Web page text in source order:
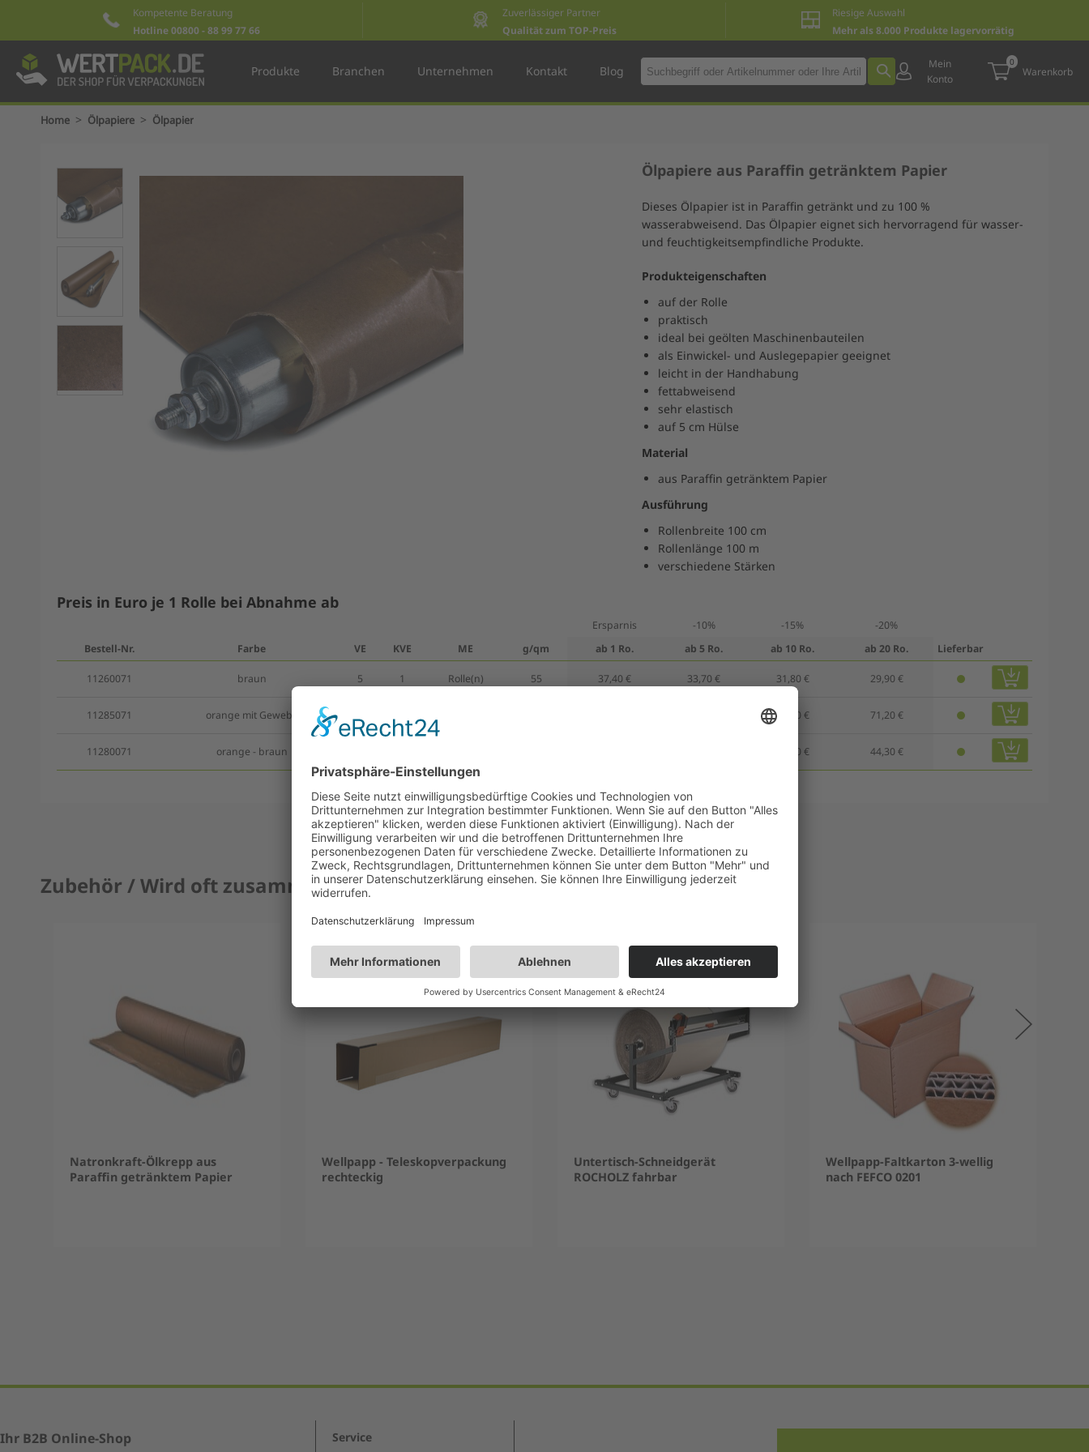
Kompetente Beratung
Hotline 00800 - 88 99 77 66
Zuverlässiger Partner
Qualität zum TOP-Preis
Riesige Auswahl
Mehr als 8.000 Produkte lagervorrätig
Produkte Branchen Unternehmen Kontakt Blog
Mein
Konto
0
Warenkorb
Home > Ölpapiere > Ölpapier
Ölpapiere aus Paraffin getränktem Papier
Dieses Ölpapier ist in Paraffin getränkt und zu 100 %
wasserabweisend. Das Ölpapier eignet sich hervorragend für wasser-
und feuchtigkeitsempfindliche Produkte.
Produkteigenschaften
auf der Rolle
praktisch
ideal bei geölten Maschinenbauteilen
als Einwickel- und Auslegepapier geeignet
leicht in der Handhabung
fettabweisend
sehr elastisch
auf 5 cm Hülse
Material
aus Paraffin getränktem Papier
Ausführung
Rollenbreite 100 cm
Rollenlänge 100 m
verschiedene Stärken
Preis in Euro je 1 Rolle bei Abnahme ab
Ersparnis -10% -15%
-20%
Bestell-Nr.
Farbe VE KVE ME g/qm ab 1 Ro. ab 5 Ro. ab 10 Ro. ab 20 Ro. Lieferbar
11260071 braun 5 1 Rolle(n) 55 37,40 € 33,70 € 31,80 € 29,90 €
11285071 orange mit Gewebe 75,70 € 71,20 €
11280071 orange - braun 47,10 € 44,30 €
Zubehör / Wird oft zusammen gekauft
Natronkraft-Ölkrepp aus
Paraffin getränktem Papier
Wellpapp - Teleskopverpackung
rechteckig
Untertisch-Schneidgerät
ROCHOLZ fahrbar
Wellpapp-Faltkarton 3-wellig
nach FEFCO 0201
Ihr B2B Online-Shop
Service